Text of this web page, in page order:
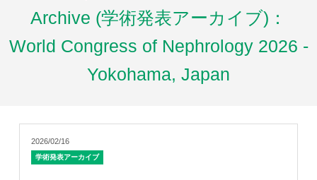
Archive (学術発表アーカイブ)：
World Congress of Nephrology 2026 -
Yokohama, Japan
2026/02/16
学術発表アーカイブ